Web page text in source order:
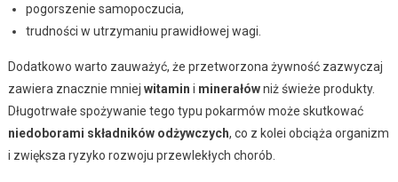
pogorszenie samopoczucia,
trudności w utrzymaniu prawidłowej wagi.
Dodatkowo warto zauważyć, że przetworzona żywność zazwyczaj
zawiera znacznie mniej witamin i minerałówniż świeże produkty.
Długotrwałe spożywanie tego typu pokarmów może skutkować
niedoborami składników odżywczych, co z kolei obciąża organizm
i zwiększa ryzyko rozwoju przewlekłych chorób.